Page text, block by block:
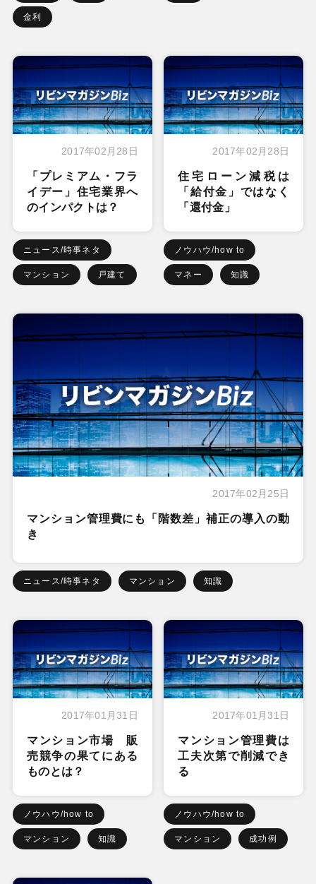
金利
2017年02月28日
「プレミアム・フラ
イデー」住宅業界へ
のインパクトは？
ニュース/時事ネタ
マンション 戸建て
2017年02月28日
住宅ローン減税は
「給付金」ではなく
「還付金」
ノウハウ/how to
マネー 知識
2017年02月25日
マンション管理費にも「階数差」補正の導入の動
き
ニュース/時事ネタ マンション 知識
2017年01月31日
マンション市場 販
売競争の果てにある
ものとは？
ノウハウ/how to
マンション 知識
2017年01月31日
マンション管理費は
工夫次第で削減でき
る
ノウハウ/how to
マンション 成功例